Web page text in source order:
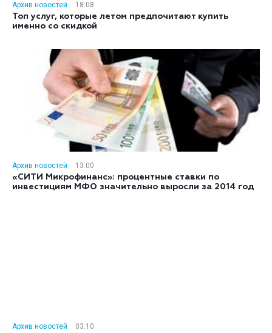
Архив новостей
18:08
Топ услуг, которые летом предпочитают купить
именно со скидкой
Архив новостей
13:00
«СИТИ Микрофинанс»: процентные ставки по
инвестициям МФО значительно выросли за 2014 год
Архив новостей
03:10